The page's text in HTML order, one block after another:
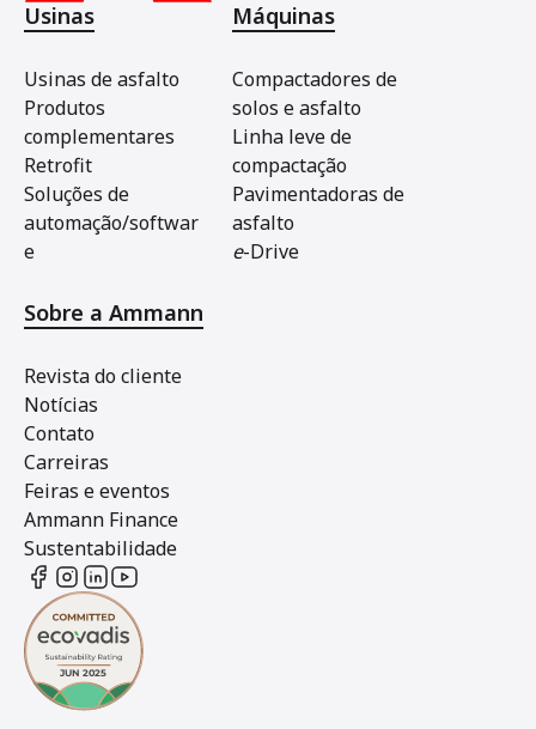
Usinas
Usinas de asfalto
Produtos
complementares
Retrofit
Soluções de
automação/softwar
e
Máquinas
Compactadores de
solos e asfalto
Linha leve de
compactação
Pavimentadoras de
asfalto
e-Drive
Sobre a Ammann
Revista do cliente
Notícias
Contato
Carreiras
Feiras e eventos
Ammann Finance
Sustentabilidade